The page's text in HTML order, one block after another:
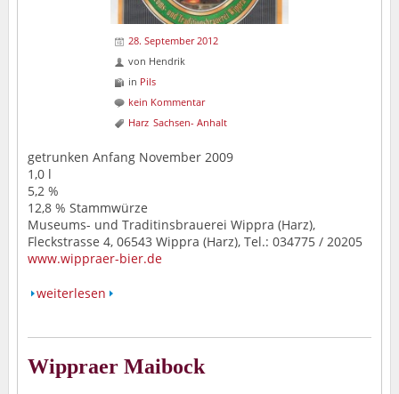
28. September 2012
von Hendrik
in Pils
kein Kommentar
Harz Sachsen- Anhalt
getrunken Anfang November 2009
1,0 l
5,2 %
12,8 % Stammwürze
Museums- und Traditinsbrauerei Wippra (Harz),
Fleckstrasse 4, 06543 Wippra (Harz), Tel.: 034775 / 20205
www.wippraer-bier.de
weiterlesen
Wippraer Maibock